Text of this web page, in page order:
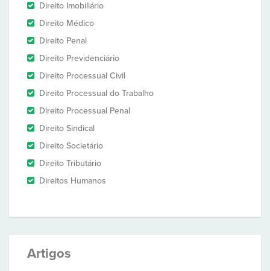
Direito Imobiliário
Direito Médico
Direito Penal
Direito Previdenciário
Direito Processual Civil
Direito Processual do Trabalho
Direito Processual Penal
Direito Sindical
Direito Societário
Direito Tributário
Direitos Humanos
Artigos